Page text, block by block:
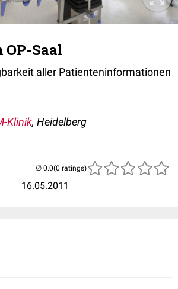
Saal
aller Patienteninformationen
Klinik, Heidelberg
16.05.2011
(0 ratings)